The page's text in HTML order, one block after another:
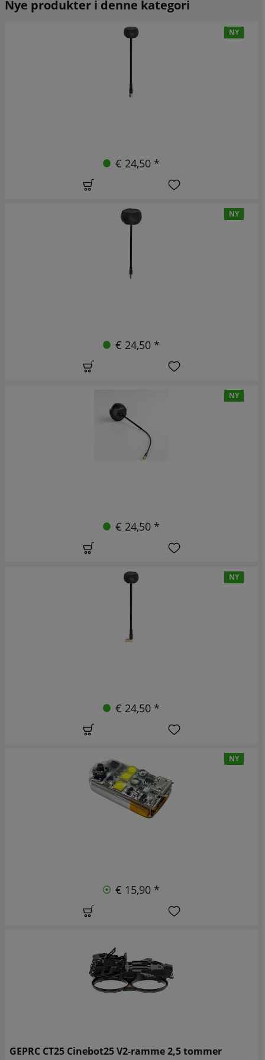
Nye produkter i denne kategori
NY
€ 24,50 *
NY
€ 24,50 *
NY
€ 24,50 *
NY
€ 24,50 *
NY
€ 15,90 *
GEPRC CT25 Cinebot25 V2-ramme 2,5 tommer